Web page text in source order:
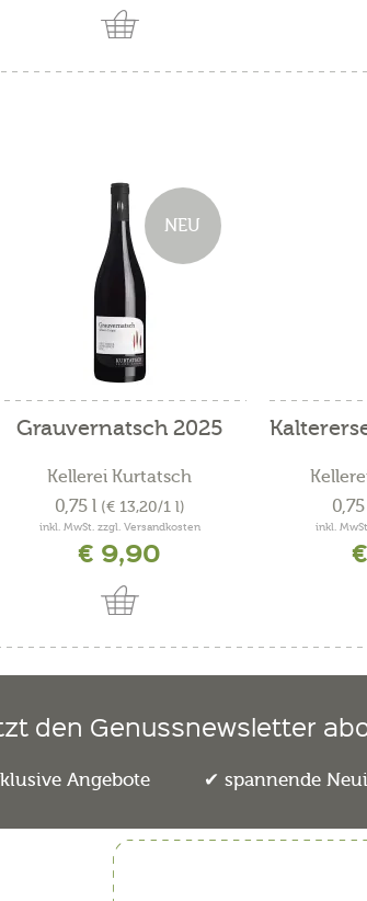
NEU
Grauvernatsch 2025
Kellerei Kurtatsch
0,75 l (€ 13,20/1 l)
inkl. MwSt. zzgl. Versandkosten
€ 9,90
inkl.
den Genussnewsletter
Angebote spannende